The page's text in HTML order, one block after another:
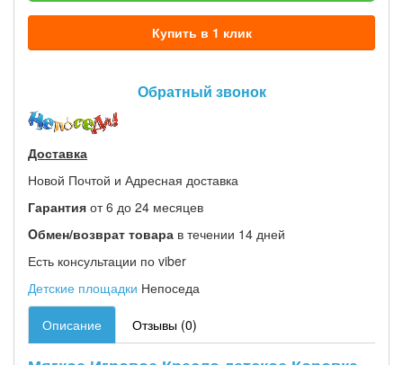
Купить в 1 клик
Обратный звонок
Доставка
Новой Почтой и Адресная доставка
Гарантия от 6 до 24 месяцев
Oбмен/возврат товара в течении 14 дней
Есть консультации по viber
Детские площадки Непоседа
Описание Отзывы (0)